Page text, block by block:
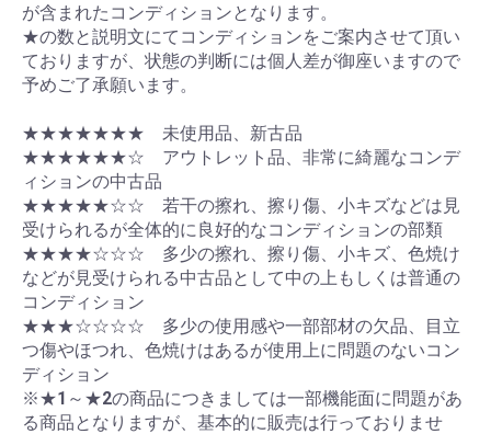
が含まれたコンディションとなります。
★の数と説明文にてコンディションをご案内させて頂い
ておりますが、状態の判断には個人差が御座いますので
予めご了承願います。
★★★★★★★ 未使用品、新古品
★★★★★★☆ アウトレット品、非常に綺麗なコンデ
ィションの中古品
★★★★★☆☆ 若干の擦れ、擦り傷、小キズなどは見
受けられるが全体的に良好的なコンディションの部類
★★★★☆☆☆ 多少の擦れ、擦り傷、小キズ、色焼け
などが見受けられる中古品として中の上もしくは普通の
コンディション
★★★☆☆☆☆ 多少の使用感や一部部材の欠品、目立
つ傷やほつれ、色焼けはあるが使用上に問題のないコン
ディション
※★1～★2の商品につきましては一部機能面に問題があ
る商品となりますが、基本的に販売は行っておりませ